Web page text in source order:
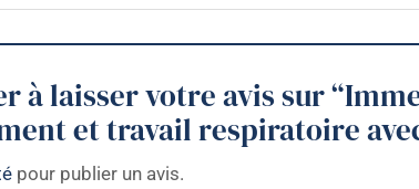
à laisser votre avis sur
et travail respiratoire
pour publier un avis.